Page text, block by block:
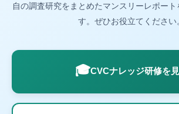
自の調査研究をまとめたマンスリーレポート
す。ぜひお役立てください
🎓CVCナレッジ研修を